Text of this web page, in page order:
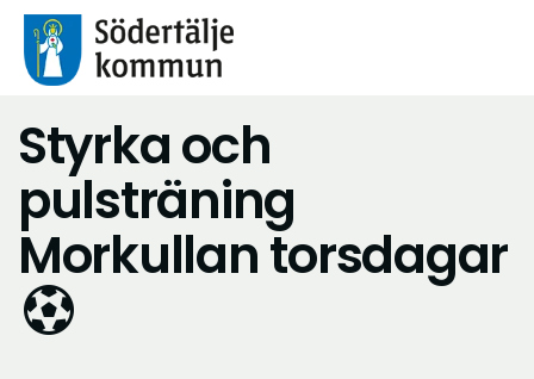
Styrka och
pulsträning
Morkullan torsdagar